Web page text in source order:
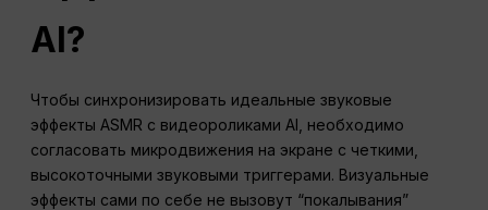
AI?
Чтобы синхронизировать идеальные звуковые
эффекты ASMR с видеороликами AI, необходимо
согласовать микродвижения на экране с четкими,
высокоточными звуковыми триггерами. Визуальные
эффекты сами по себе не вызовут “покалывания”